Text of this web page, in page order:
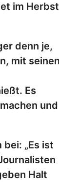
im Herbst
denn je,
mit seinen
Es
und
„Es ist
Halt